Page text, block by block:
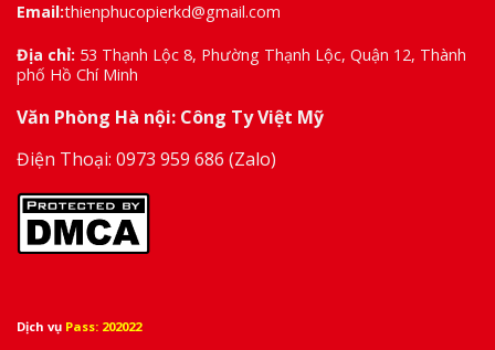
Email:thienphucopierkd@gmail.com
Địa chỉ: 53 Thạnh Lộc 8, Phường Thạnh Lộc, Quận 12, Thành
phố Hồ Chí Minh
Văn Phòng Hà nội: Công Ty Việt Mỹ
Điện Thoại: 0973 959 686 (Zalo)
Dịch vụ Pass: 202022